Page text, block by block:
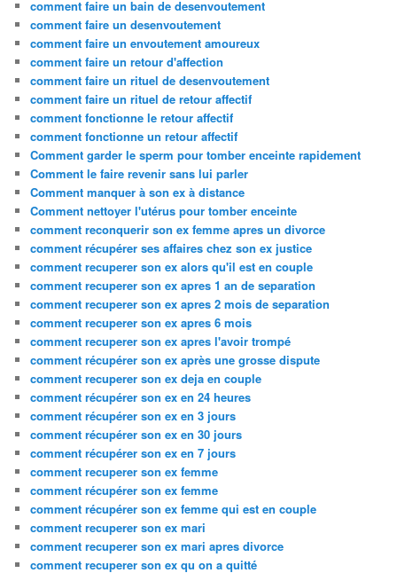
comment faire un bain de desenvoutement
comment faire un desenvoutement
comment faire un envoutement amoureux
comment faire un retour d'affection
comment faire un rituel de desenvoutement
comment faire un rituel de retour affectif
comment fonctionne le retour affectif
comment fonctionne un retour affectif
Comment garder le sperm pour tomber enceinte rapidement
Comment le faire revenir sans lui parler
Comment manquer à son ex à distance
Comment nettoyer l'utérus pour tomber enceinte
comment reconquerir son ex femme apres un divorce
comment récupérer ses affaires chez son ex justice
comment recuperer son ex alors qu'il est en couple
comment recuperer son ex apres 1 an de separation
comment recuperer son ex apres 2 mois de separation
comment recuperer son ex apres 6 mois
comment recuperer son ex apres l'avoir trompé
comment récupérer son ex après une grosse dispute
comment recuperer son ex deja en couple
comment récupérer son ex en 24 heures
comment récupérer son ex en 3 jours
comment récupérer son ex en 30 jours
comment récupérer son ex en 7 jours
comment recuperer son ex femme
comment récupérer son ex femme
comment récupérer son ex femme qui est en couple
comment recuperer son ex mari
comment recuperer son ex mari apres divorce
comment recuperer son ex qu on a quitté